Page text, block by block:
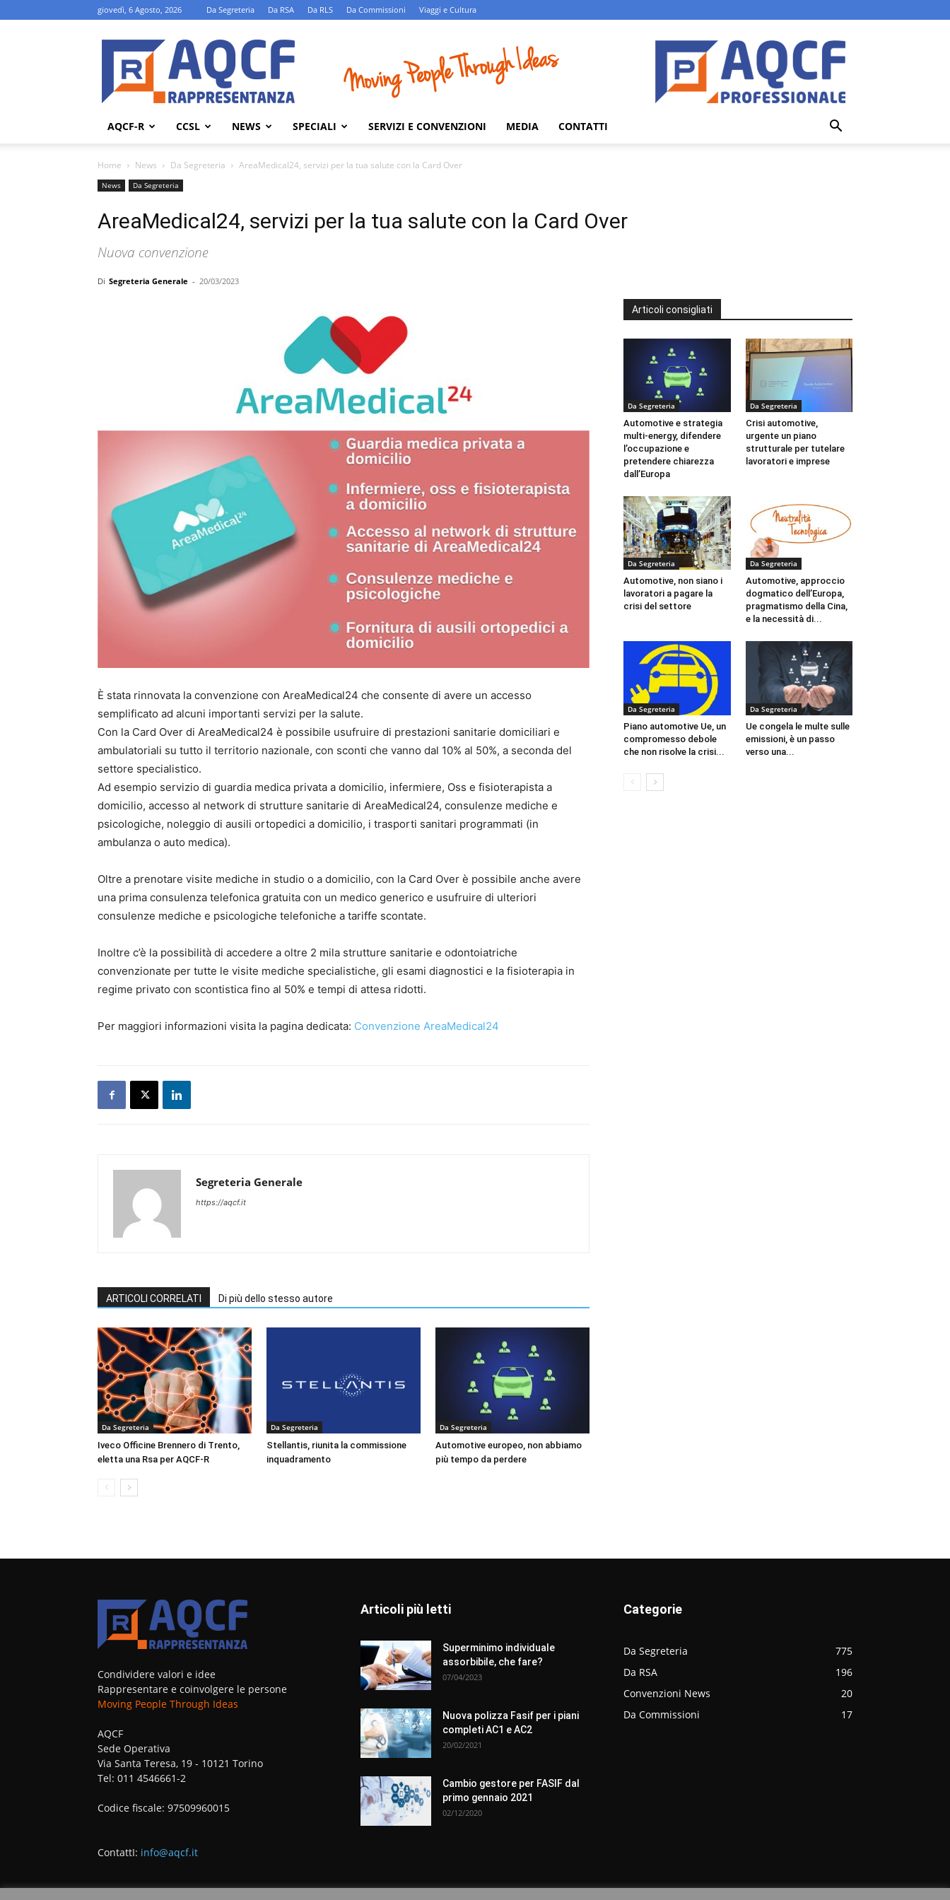
giovedì, 6 Agosto, 2026 Da Segreteria Da RSA Da RLS Da Commissioni Viaggi e Cultura
AQCF-
R
AQCF-R CCSL NEWS SPECIALI SERVIZI E CONVENZIONI MEDIA CONTATTI
Home News Da Segreteria AreaMedical24, servizi per la tua salute con la Card Over
News Da Segreteria
AreaMedical24, servizi per la tua salute con la Card Over
Nuova convenzione
Di Segreteria Generale - 20/03/2023
È stata rinnovata la convenzione con AreaMedical24 che consente di avere un accesso
semplificato ad alcuni importanti servizi per la salute.
Con la Card Over di AreaMedical24 è possibile usufruire di prestazioni sanitarie domiciliari e
ambulatoriali su tutto il territorio nazionale, con sconti che vanno dal 10% al 50%, a seconda del
settore specialistico.
Ad esempio servizio di guardia medica privata a domicilio, infermiere, Oss e fisioterapista a
domicilio, accesso al network di strutture sanitarie di AreaMedical24, consulenze mediche e
psicologiche, noleggio di ausili ortopedici a domicilio, i trasporti sanitari programmati (in
ambulanza o auto medica).
Oltre a prenotare visite mediche in studio o a domicilio, con la Card Over è possibile anche avere
una prima consulenza telefonica gratuita con un medico generico e usufruire di ulteriori
consulenze mediche e psicologiche telefoniche a tariffe scontate.
Inoltre c’è la possibilità di accedere a oltre 2 mila strutture sanitarie e odontoiatriche
convenzionate per tutte le visite mediche specialistiche, gli esami diagnostici e la fisioterapia in
regime privato con scontistica fino al 50% e tempi di attesa ridotti.
Per maggiori informazioni visita la pagina dedicata: Convenzione AreaMedical24
Segreteria Generale
https://aqcf.it
ARTICOLI CORRELATI Di più dello stesso autore
Da Segreteria
Iveco Officine Brennero di Trento,
eletta una Rsa per AQCF-R
Da Segreteria
Stellantis, riunita la commissione
inquadramento
Da Segreteria
Automotive europeo, non abbiamo
più tempo da perdere
Articoli consigliati
Da Segreteria
Automotive e strategia
multi-energy, difendere
l’occupazione e
pretendere chiarezza
dall’Europa
Da Segreteria
Crisi automotive,
urgente un piano
strutturale per tutelare
lavoratori e imprese
Da Segreteria
Automotive, non siano i
lavoratori a pagare la
crisi del settore
Da Segreteria
Automotive, approccio
dogmatico dell’Europa,
pragmatismo della Cina,
e la necessità di...
Da Segreteria
Piano automotive Ue, un
compromesso debole
che non risolve la crisi...
Da Segreteria
Ue congela le multe sulle
emissioni, è un passo
verso una...
Condividere valori e idee
Rappresentare e coinvolgere le persone
Moving People Through Ideas
AQCF
Sede Operativa
Via Santa Teresa, 19 - 10121 Torino
Tel: 011 4546661-2
Codice fiscale: 97509960015
ContattI: info@aqcf.it
Articoli più letti
Superminimo individuale
assorbibile, che fare?
07/04/2023
Nuova polizza Fasif per i piani
completi AC1 e AC2
20/02/2021
Cambio gestore per FASIF dal
primo gennaio 2021
02/12/2020
Categorie
Da Segreteria
775
Da RSA
196
Convenzioni News
20
Da Commissioni
17